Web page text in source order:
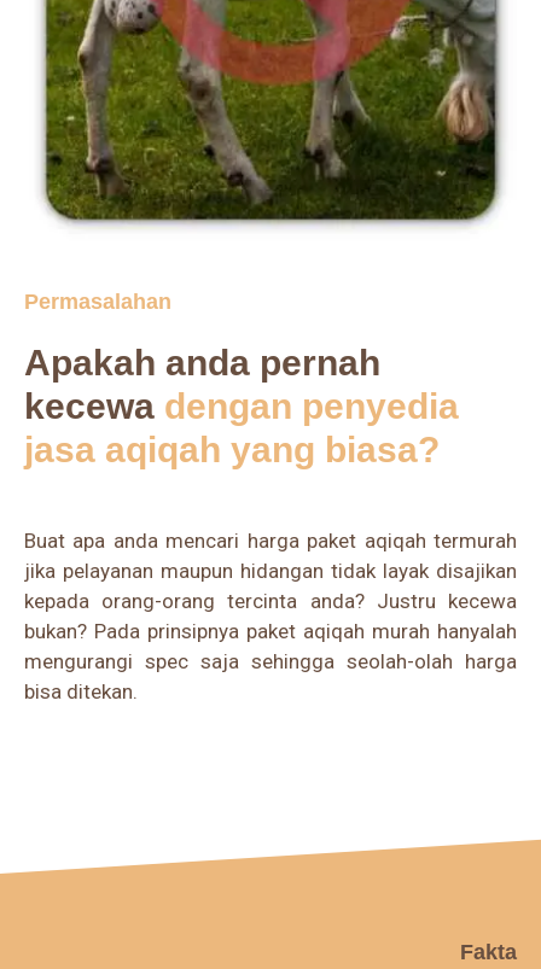
Permasalahan
Apakah anda pernah
kecewa dengan penyedia
jasa aqiqah yang biasa?
Buat apa anda mencari harga paket aqiqah termurah
jika pelayanan maupun hidangan tidak layak disajikan
kepada orang-orang tercinta anda? Justru kecewa
bukan? Pada prinsipnya paket aqiqah murah hanyalah
mengurangi spec saja sehingga seolah-olah harga
bisa ditekan.
Fakta